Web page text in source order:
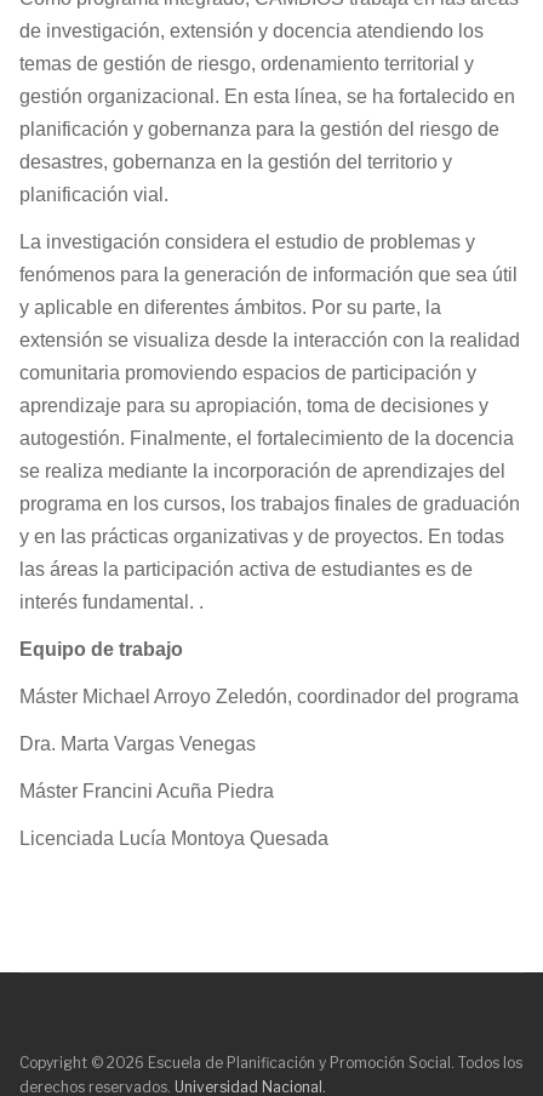
de investigación, extensión y docencia atendiendo los
temas de gestión de riesgo, ordenamiento territorial y
gestión organizacional. En esta línea, se ha fortalecido en
planificación y gobernanza para la gestión del riesgo de
desastres, gobernanza en la gestión del territorio y
planificación vial.
La investigación considera el estudio de problemas y
fenómenos para la generación de información que sea útil
y aplicable en diferentes ámbitos. Por su parte, la
extensión se visualiza desde la interacción con la realidad
comunitaria promoviendo espacios de participación y
aprendizaje para su apropiación, toma de decisiones y
autogestión. Finalmente, el fortalecimiento de la docencia
se realiza mediante la incorporación de aprendizajes del
programa en los cursos, los trabajos finales de graduación
y en las prácticas organizativas y de proyectos. En todas
las áreas la participación activa de estudiantes es de
interés fundamental. .
Equipo de trabajo
Máster Michael Arroyo Zeledón, coordinador del programa
Dra. Marta Vargas Venegas
Máster Francini Acuña Piedra
Licenciada Lucía Montoya Quesada
Copyright © 2026 Escuela de Planificación y Promoción Social. Todos los
derechos reservados. Universidad Nacional.